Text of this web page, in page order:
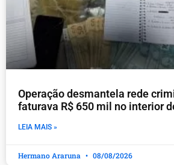
Operação desmantela rede
faturava R$ 650 mil no interior
LEIA MAIS »
Hermano Araruna 08/08/2026